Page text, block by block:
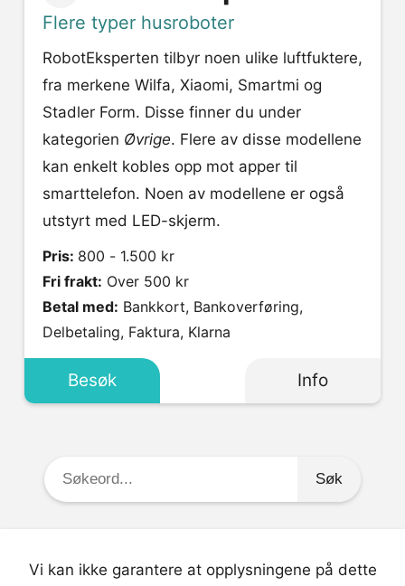
Flere typer husroboter
RobotEksperten tilbyr noen ulike luftfuktere,
fra merkene Wilfa, Xiaomi, Smartmi og
Stadler Form. Disse finner du under
kategorien Øvrige. Flere av disse modellene
kan enkelt kobles opp mot apper til
smarttelefon. Noen av modellene er også
utstyrt med LED-skjerm.
Pris: 800 - 1.500 kr
Fri frakt: Over 500 kr
Betal med:
Delbetaling, Faktura, Klarna
Besøk Info
Søkeord:
Vi kan ikke garantere at opplysningene på dette